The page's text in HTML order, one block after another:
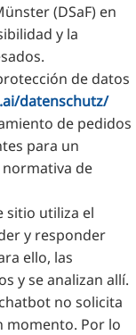
(DSaF) en
y la
de datos
datenschutz/
de pedidos
para un
de
sitio utiliza el
y responder
ello, las
y se analizan allí.
no solicita
momento. Por lo